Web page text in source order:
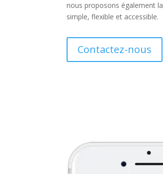
nous proposons également la
simple, flexible et accessible.
Contactez-nous